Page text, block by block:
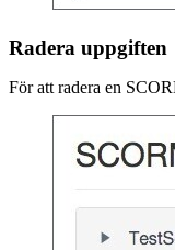
Radera uppgiften
För att radera en